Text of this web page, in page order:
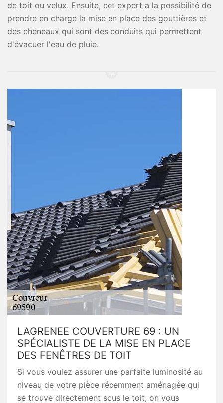
de toit ou velux. Ensuite, cet expert a la possibilité de
prendre en charge la mise en place des gouttières et
des chéneaux qui sont des conduits qui permettent
d'évacuer l'eau de pluie.
LAGRENEE COUVERTURE 69 : UN
SPÉCIALISTE DE LA MISE EN PLACE
DES FENÊTRES DE TOIT
Si vous voulez assurer une parfaite luminosité au
niveau de votre pièce récemment aménagée qui
se trouve directement sous le toit, on vous